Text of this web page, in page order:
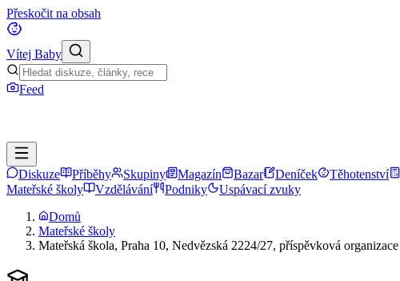
Přeskočit na obsah
Vítej Baby
Feed
Diskuze Příběhy Skupiny Magazín Bazar Deníček Těhotenství
Mateřské školy
Vzdělávání Podniky
Uspávací zvuky
Domů
Mateřské školy
Mateřská škola, Praha 10, Nedvězská 2224/27, příspěvková organizace